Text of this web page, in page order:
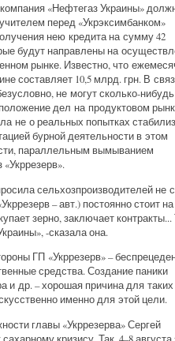
«Нефтегаз Украины»
перед «Укрэксимбанком»
нею кредита на сумму 42
будут направлены на
рынке. Известно, что
составляет 10,5 млрд. грн. В
не могут сколько-нибудь
дел на продуктовом
не о реальных попытках
бурной деятельности в этом
параллельным вымыванием
сельхозпроизводителей не
– авт.) постоянно стоит
зерно, заключает контракты...
-сказала она.
ГП «Укррезерв» –
средства. Создание паники
и др. – хорошая причина для
именно для этой цели.
главы «Укррезерва» Сергей